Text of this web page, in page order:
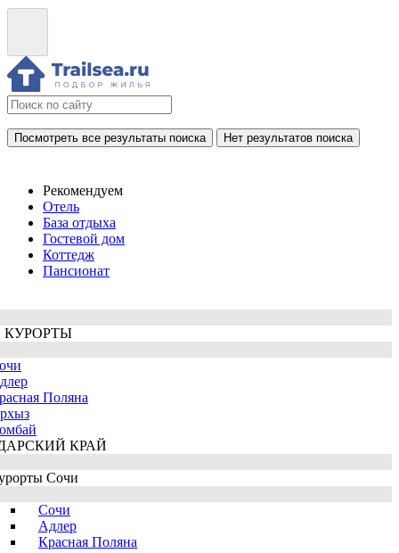
Посмотреть все результаты поиска Нет результатов поиска
Рекомендуем
Отель
База отдыха
Гостевой дом
Коттедж
Пансионат
КУРОРТЫ
Поляна
КРАЙ
Сочи
Сочи
Адлер
Красная Поляна